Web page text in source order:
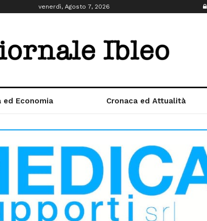
venerdì, Agosto 7, 2026
ed Economia Cronaca ed Attualità